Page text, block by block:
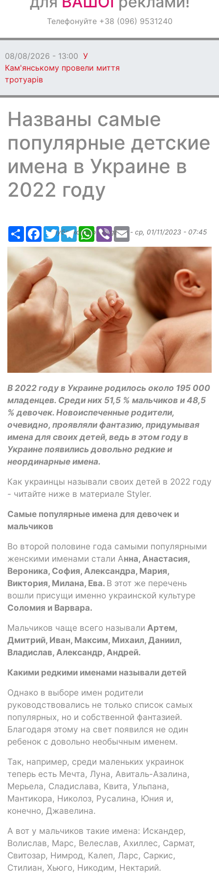
ОголошенняТелефонуйте +38 (096) 9531240
08/08/2026 - 13:00 У
Кам'янському провели миття
тротуарів
Названы самые
популярные детские
имена в Украине в
2022 году
РесурсFacebook
TwitterTelegramWhatsApp
ViberEmail
Опубликовано Margarita - ср, 01/11/2023 - 07:45
В 2022 году в Украине родилось около 195 000
младенцев. Среди них 51,5 % мальчиков и 48,5
% девочек. Новоиспеченные родители,
очевидно, проявляли фантазию, придумывая
имена для своих детей, ведь в этом году в
Украине появились довольно редкие и
неординарные имена.
Как украинцы называли своих детей в 2022 году
- читайте ниже в материале Styler.
Самые популярные имена для девочек и
мальчиков
Во второй половине года самыми популярными
женскими именами стали Анна, Анастасия,
Вероника, София, Александра, Мария,
Виктория, Милана, Ева. В этот же перечень
вошли присущи именно украинской культуре
Соломия и Варвара.
Мальчиков чаще всего называли Артем,
Дмитрий, Иван, Максим, Михаил, Даниил,
Владислав, Александр, Андрей.
Какими редкими именами называли детей
Однако в выборе имен родители
руководствовались не только список самых
популярных, но и собственной фантазией.
Благодаря этому на свет появился не один
ребенок с довольно необычным именем.
Так, например, среди маленьких украинок
теперь есть Мечта, Луна, Авиталь-Азалина,
Мерьела, Сладислава, Квита, Ульпана,
Мантикора, Николоз, Русалина, Юния и,
конечно, Джавелина.
А вот у мальчиков такие имена: Искандер,
Волислав, Марс, Велеслав, Ахиллес, Сармат,
Свитозар, Нимрод, Калеп, Ларс, Саркис,
Стилиан, Хьюго, Никодим, Нектарий.